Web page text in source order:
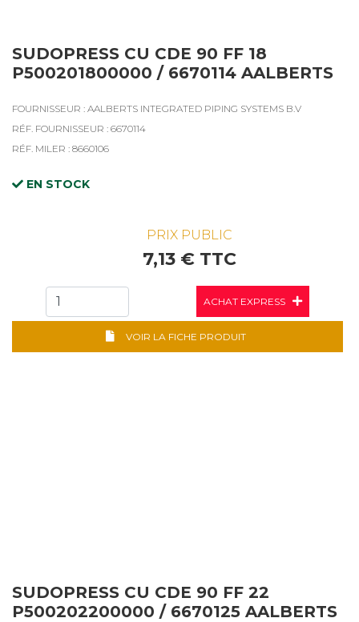
SUDOPRESS CU CDE 90 FF 18
P500201800000 / 6670114 AALBERTS
FOURNISSEUR : AALBERTS INTEGRATED PIPING SYSTEMS B.V
RÉF. FOURNISSEUR : 6670114
RÉF. MILER : 8660106
EN STOCK
PRIX PUBLIC
7,13 € TTC
ACHAT EXPRESS
VOIR LA FICHE PRODUIT
SUDOPRESS CU CDE 90 FF 22
P500202200000 / 6670125 AALBERTS